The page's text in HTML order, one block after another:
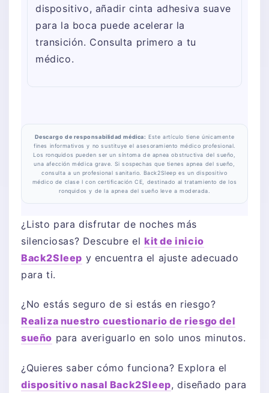
dispositivo, añadir cinta adhesiva suave
para la boca puede acelerar la
transición. Consulta primero a tu
médico.
Descargo de responsabilidad médica: Este artículo tiene únicamente
fines informativos y no sustituye el asesoramiento médico profesional.
Los ronquidos pueden ser un síntoma de apnea obstructiva del sueño,
una afección médica grave. Si sospechas que tienes apnea del sueño,
consulta a un profesional sanitario. Back2Sleep es un dispositivo
médico de clase I con certificación CE, destinado al tratamiento de los
ronquidos y de la apnea del sueño leve a moderada.
¿Listo para disfrutar de noches más
silenciosas? Descubre el kit de inicio
Back2Sleep y encuentra el ajuste adecuado
para ti.
¿No estás seguro de si estás en riesgo?
Realiza nuestro cuestionario de riesgo del
sueño para averiguarlo en solo unos minutos.
¿Quieres saber cómo funciona? Explora el
dispositivo nasal Back2Sleep, diseñado para